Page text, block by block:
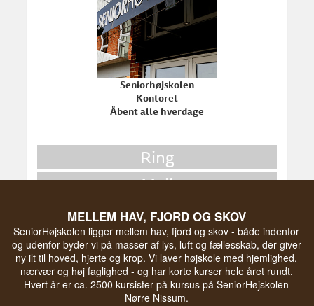
Seniorhøjskolen
Kontoret
Åbent alle hverdage
Ring
Mail
Skriv en besked
MELLEM HAV, FJORD OG SKOV
SeniorHøjskolen ligger mellem hav, fjord og skov - både indenfor
og udenfor byder vi på masser af lys, luft og fællesskab, der giver
ny ilt til hoved, hjerte og krop. Vi laver højskole med hjemlighed,
nærvær og høj faglighed - og har korte kurser hele året rundt.
Hvert år er ca. 2500 kursister på kursus på SeniorHøjskolen
Nørre Nissum.